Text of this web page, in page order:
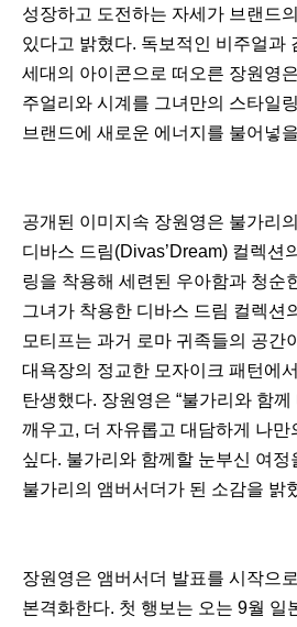
성장하고 도전하는 자세가 브랜드
있다고 밝혔다. 독보적인 비주얼과
세대의 아이콘으로 떠오른 장원영
주얼리와 시계를 그녀만의 스타일
브랜드에 새로운 에너지를 불어넣
공개된 이미지속 장원영은 불가리
디바스 드림(Divas’Dream) 컬렉션
링을 착용해 세련된 우아함과 청순
그녀가 착용한 디바스 드림 컬렉션
모티프는 과거 로마 귀족들의 공간
대욕장의 정교한 모자이크 패턴에
탄생했다. 장원영은 “불가리와 함
깨우고, 더 자유롭고 대담하게 나만
싶다. 불가리와 함께할 눈부신 여정
불가리의 앰버서더가 된 소감을 밝
장원영은 앰버서더 발표를 시작으
본격화한다. 첫 행보는 오는 9월 일